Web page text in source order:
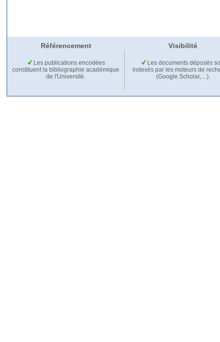
Référencement Visibilité
Les publications encodées
constituent la bibliographie académique
de l'Université.
Les documents déposés
indexés par les moteurs de
(Google Scholar,…).